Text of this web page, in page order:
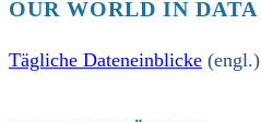
OUR WORLD IN DATA
Tägliche Dateneinblicke (engl.)